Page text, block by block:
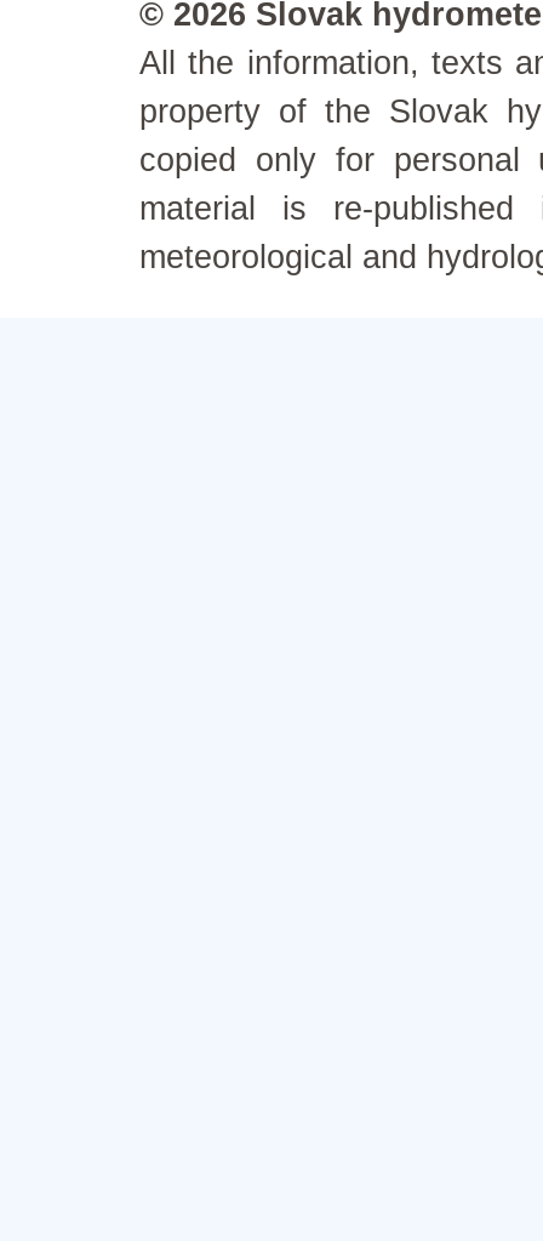
© 2026 Slovak
All the information, texts
property of the Slovak
copied only for personal
material is re-
meteorological and